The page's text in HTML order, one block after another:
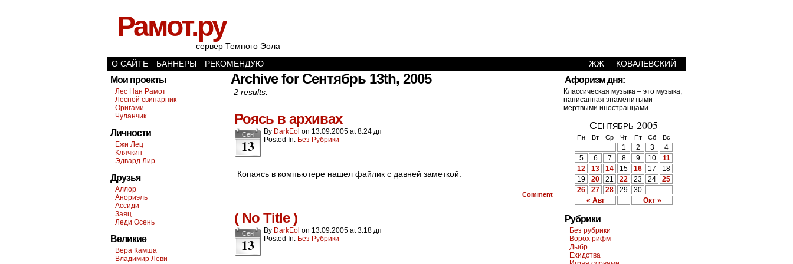
Рамот.ру
сервер Темного Эола
О САЙТЕ
БАННЕРЫ РЕКОМЕНДУЮ ЖЖ КОВАЛЕВСКИЙ
Мои проекты
Лес Нан Рамот
Лесной свинарник
Оригами
Чуланчик
Личности
Ежи Лец
Клячкин
Эдвард Лир
Друзья
Аллор
Анориэль
Ассиди
Заяц
Леди Осень
Великие
Вера Камша
Владимир Леви
Archive for Сентябрь 13th, 2005
2 results.
Роясь в архивах
Сен
13
By DarkEol on 13.09.2005 at8:24 дп
Posted In: Без Рубрики
Копаясь в компьютере нашел файлик с давней заметкой:
Comment
( No Title )
Сен
13
By DarkEol on 13.09.2005 at3:18 дп
Posted In: Без Рубрики
Афоризм дня:
Классическая музыка – это музыка,
написанная знаменитыми
мертвыми иностранцами.
Сентябрь 2005
Пн Вт Ср Чт Пт Сб Вс
« Авг Окт »
1 2 3
4
5
6 7 8 9 10
11
12
13 14 15 16 17
18
19
20 21 22 23 24
25
26
27 28 29 30
Рубрики
Без рубрики
Ворох рифм
Дыбр
Ехидства